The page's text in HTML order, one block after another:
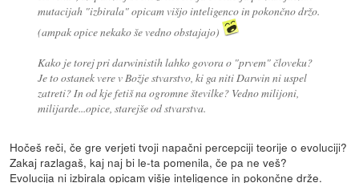
mutacijah "izbirala" opicam višjo inteligenco in pokončno držo.
(ampak opice nekako še vedno obstajajo)
Kako je torej pri darwinistih lahko govora o "prvem" človeku?
Je to ostanek vere v Božje stvarstvo, ki ga niti Darwin ni uspel
zatreti? In od kje fetiš na ogromne številke? Vedno milijoni,
milijarde...opice, starejše od stvarstva.
Hočeš reči, če gre verjeti tvoji napačni percepciji teorije o evoluciji?
Zakaj razlagaš, kaj naj bi le-ta pomenila, če pa ne veš?
Evolucija ni izbirala opicam višje inteligence in pokončne drže.